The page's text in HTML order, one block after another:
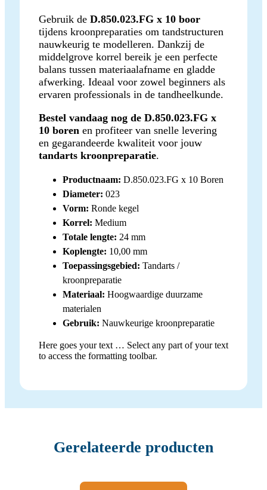
Gebruik de D.850.023.FG x 10 boor
tijdens kroonpreparaties om tandstructuren
nauwkeurig te modelleren. Dankzij de
middelgrove korrel bereik je een perfecte
balans tussen materiaalafname en gladde
afwerking. Ideaal voor zowel beginners als
ervaren professionals in de tandheelkunde.
Bestel vandaag nog de D.850.023.FG x
10 boren en profiteer van snelle levering
en gegarandeerde kwaliteit voor jouw
tandarts kroonpreparatie.
Productnaam: D.850.023.FG x 10 Boren
Diameter: 023
Vorm: Ronde kegel
Korrel: Medium
Totale lengte: 24 mm
Koplengte: 10,00 mm
Toepassingsgebied: Tandarts /
kroonpreparatie
Materiaal: Hoogwaardige duurzame
materialen
Gebruik: Nauwkeurige kroonpreparatie
Here goes your text … Select any part of your text
to access the formatting toolbar.
Gerelateerde producten